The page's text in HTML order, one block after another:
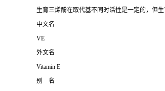
生育三烯酚在取代基不同时活性是一定的，但
中文名
VE
外文名
Vitamin E
别 名